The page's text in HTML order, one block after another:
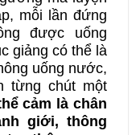
mỗi lần đứng
được uống
giảng có thể là
uống nước,
từng chút một
cảm là chân
giới, thông